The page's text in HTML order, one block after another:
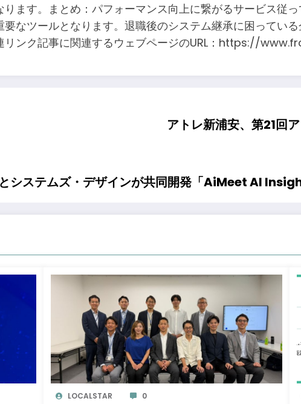
ます。まとめ：パフォーマンス向上に繋がるサービス従
なツールとなります。退職後のシステム継承に困ってい
連リンク記事に関連するウェブページのURL：https://
アトレ新浦安、第21回
システムズ・デザインが共同開発「AiMeet AI
LOCALSTAR 0